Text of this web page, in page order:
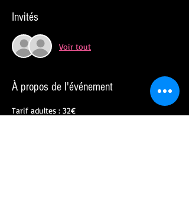
Invités
Voir tout
À propos de l'événement
Tarif adultes : 32€